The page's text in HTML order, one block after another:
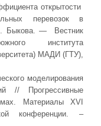
открытости
перевозок в
Быкова. — Вестник
института
МАДИ (ГТУ),
моделирования
// Прогрессивные
Материалы XVI
конференции. –